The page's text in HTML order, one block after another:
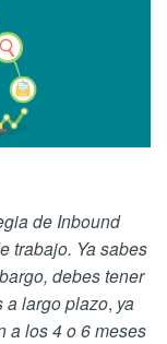
de Inbound
trabajo. Ya sabes
debes tener
a largo plazo, ya
a los 4 o 6 meses